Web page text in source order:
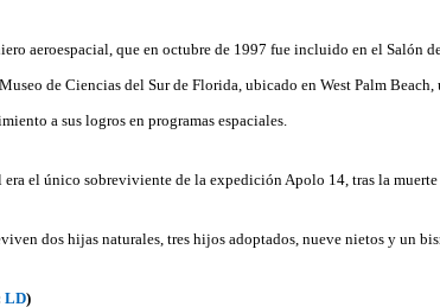
aeroespacial, que en octubre de 1997 fue incluido en el Salón
de Ciencias del Sur de Florida, ubicado en West Palm
a sus logros en programas espaciales.
el único sobreviviente de la expedición Apolo 14, tras la muerte
dos hijas naturales, tres hijos adoptados, nueve nietos y un
LD)